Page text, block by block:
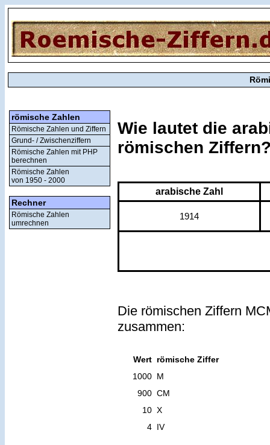
römische Zahlen
Römische Zahlen und Ziffern
Grund- / Zwischenziffern
Römische Zahlen mit PHP
berechnen
Römische Zahlen
von 1950 - 2000
Rechner
Römische Zahlen
umrechnen
Wie lautet die
römischen
arabische Zahl
1914
Die römischen Ziffern
zusammen:
Wert römische Ziffer
1000 M
900 CM
10 X
4 IV